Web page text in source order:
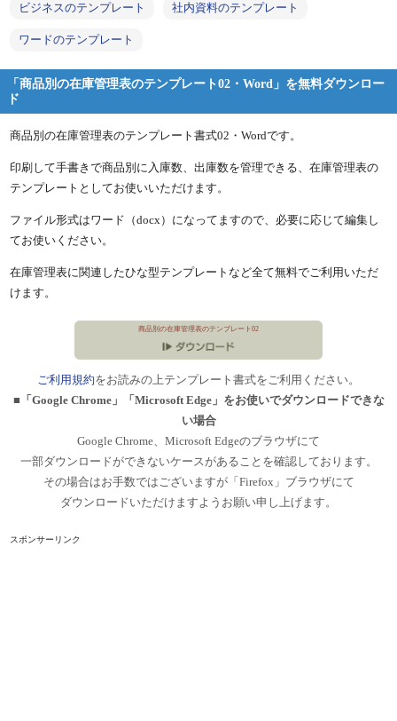
ビジネスのテンプレート 社内資料のテンプレート
ワードのテンプレート
「商品別の在庫管理表のテンプレート02・Word」を無料ダウンロー
ド
商品別の在庫管理表のテンプレート書式02・Wordです。
印刷して手書きで商品別に入庫数、出庫数を管理できる、在庫管理表の
テンプレートとしてお使いいただけます。
ファイル形式はワード（docx）になってますので、必要に応じて編集し
てお使いください。
在庫管理表に関連したひな型テンプレートなど全て無料でご利用いただ
けます。
商品別の在庫管理表のテンプレート02
ご利用規約をお読みの上テンプレート書式をご利用ください。
■「Google Chrome」「Microsoft Edge」をお使いでダウンロードできな
い場合
Google Chrome、Microsoft Edgeのブラウザにて
一部ダウンロードができないケースがあることを確認しております。
その場合はお手数ではございますが「Firefox」ブラウザにて
ダウンロードいただけますようお願い申し上げます。
スポンサーリンク